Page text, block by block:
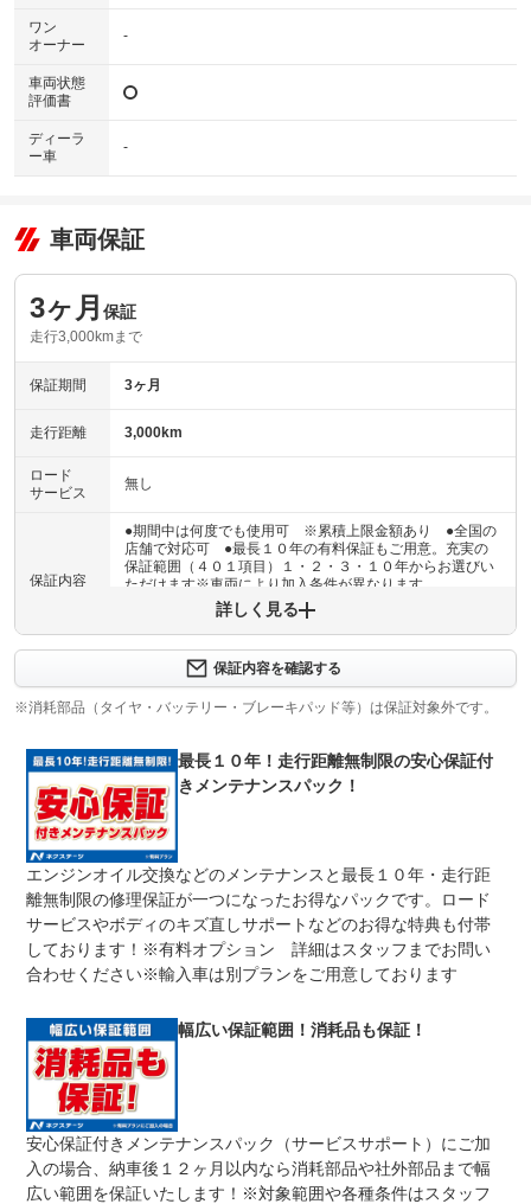
ワン
オーナー
-
車両状態
評価書
ディーラ
ー車
-
車両保証
3ヶ月 保証
走行3,000kmまで
保証期間 3ヶ月
走行距離 3,000km
ロード
サービス
無し
保証内容
●期間中は何度でも使用可 ※累積上限金額あり ●全国の
店舗で対応可 ●最長１０年の有料保証もご用意。充実の
保証範囲（４０１項目）１・２・３・１０年からお選びい
ただけます※車両により加入条件が異なります
保証項目
３ヶ月・３０００ｋｍ以内ならエンジン、トランスミッシ
ョン、ハイブリッド、ステアリング、ブレーキの各機構に
おける主要項目を無償修理（または交換）いたします。
修理回数 無制限
上限金額
車両本体価格
期間中は何度でも修理可能！修理金額は車両本体価格の１
００％までしっかり保証します。車両本体価格５０万円以
下の場合は５０万円まで保証します。
免責金
無し
保証修理の対象となる場合は、お客様の費用負担は一切ご
ざいません。
保証修理
受付先
全国のネクステージで受付可能！ご遠方でネクステージに
持ち込めないお客様も保証修理はお受け頂けます。詳細
法定整備
整備付 法定12ヶ月または法定24ヶ月点検整備付
※車検なし・車検整備付の場合は法定24ヶ月点検整備付
※商用車は6ヶ月または12ヶ月点検整備付
法定整備
について
１．契約後～納車までに法定点検を実施致します。 ２．
支払総額に整備代金を含んでおります。 ３．点検記録簿
が発行されます。
詳しく見る
保証内容を確認する
※消耗部品（タイヤ・バッテリー・ブレーキパッド等）は保証対象外です。
最長１０年！走行距離無制限の安心保証付
きメンテナンスパック！
エンジンオイル交換などのメンテナンスと最長１０年・走行距
離無制限の修理保証が一つになったお得なパックです。ロード
サービスやボディのキズ直しサポートなどのお得な特典も付帯
しております！※有料オプション 詳細はスタッフまでお問い
合わせください※輸入車は別プランをご用意しております
幅広い保証範囲！消耗品も保証！
安心保証付きメンテナンスパック（サービスサポート）にご加
入の場合、納車後１２ヶ月以内なら消耗部品や社外部品まで幅
広い範囲を保証いたします！※対象範囲や各種条件はスタッフ